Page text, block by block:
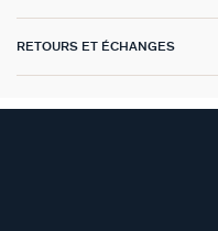
RETOURS ET ÉCHANGES